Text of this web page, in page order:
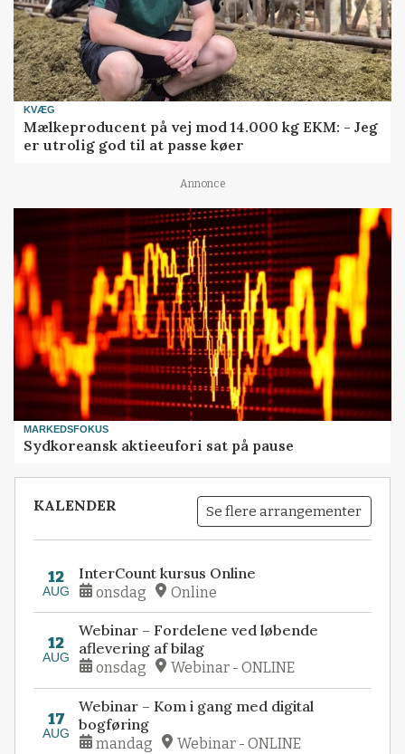
KVÆG
Mælkeproducent på vej mod 14.000 kg EKM: - Jeg
er utrolig god til at passe køer
Annonce
MARKEDSFOKUS
Sydkoreansk aktieeufori sat på pause
KALENDER Se flere arrangementer
12
AUG
InterCount kursus Online
onsdag Online
12
AUG
Webinar – Fordelene ved løbende
aflevering af bilag
onsdag Webinar - ONLINE
17
AUG
Webinar – Kom i gang med digital
bogføring
mandag Webinar - ONLINE